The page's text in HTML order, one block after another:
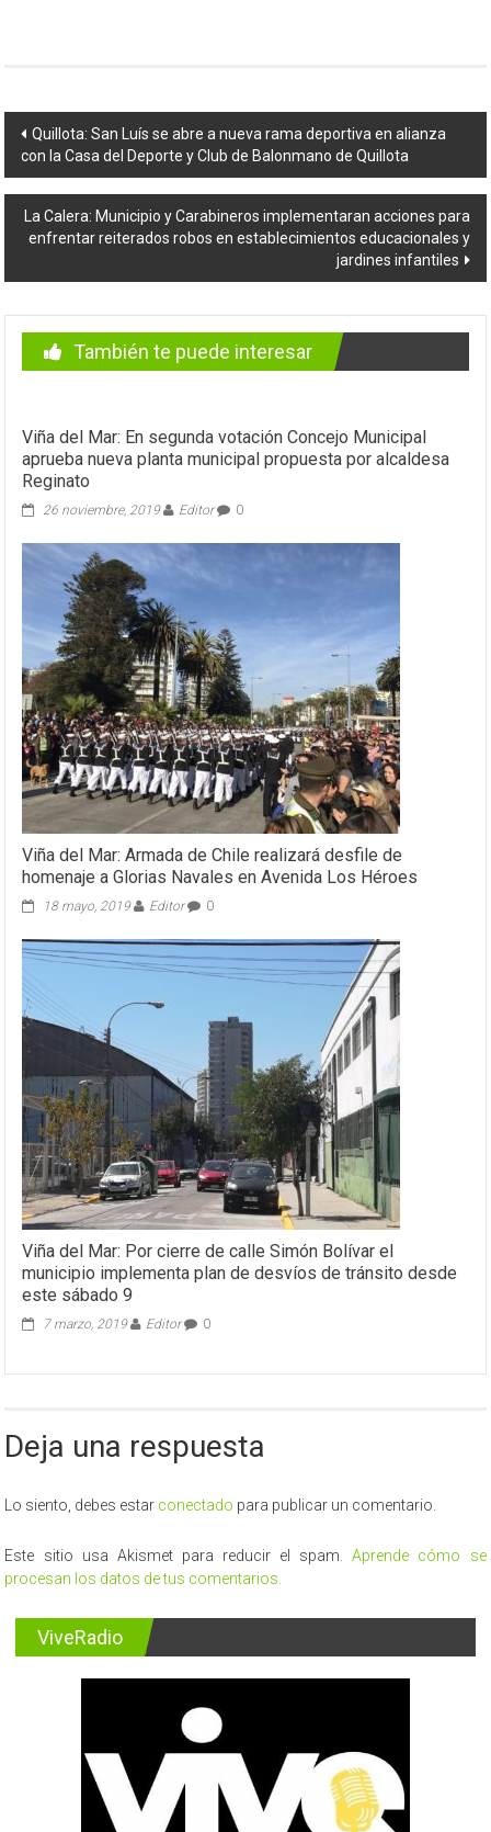
Navegación
de
entradas
Quillota: San Luís se abre a nueva rama deportiva en alianza
con la Casa del Deporte y Club de Balonmano de Quillota
La Calera: Municipio y Carabineros implementaran acciones para
enfrentar reiterados robos en establecimientos educacionales y
jardines infantiles
También te puede interesar
Viña del Mar: En segunda votación Concejo Municipal
aprueba nueva planta municipal propuesta por alcaldesa
Reginato
26 noviembre, 2019 Editor 0
Viña del Mar: Armada de Chile realizará desfile de
homenaje a Glorias Navales en Avenida Los Héroes
18 mayo, 2019 Editor 0
Viña del Mar: Por cierre de calle Simón Bolívar el
municipio implementa plan de desvíos de tránsito desde
este sábado 9
7 marzo, 2019 Editor 0
Deja una respuesta
Lo siento, debes estar conectado para publicar un comentario.
Este sitio usa Akismet para reducir el spam.Aprende cómo se
procesan los datos de tus comentarios.
ViveRadio